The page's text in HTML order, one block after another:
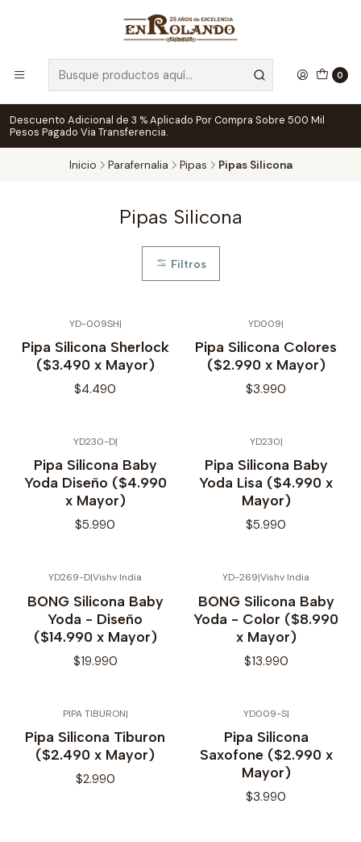
0
Descuento Adicional de 3 % Aplicado Por Compra Sobre 500 Mil
Pesos Pagado Via Transferencia.
Inicio Parafernalia Pipas Pipas Silicona
Pipas Silicona
Filtros
YD-009SH|
Pipa Silicona Sherlock
($3.490 x Mayor)
$4.490
YD009|
Pipa Silicona Colores
($2.990 x Mayor)
$3.990
YD230-D|
Pipa Silicona Baby
Yoda Diseño ($4.990
x Mayor)
$5.990
YD230|
Pipa Silicona Baby
Yoda Lisa ($4.990 x
Mayor)
$5.990
YD269-D|Vishv India
BONG Silicona Baby
Yoda - Diseño
($14.990 x Mayor)
$19.990
YD-269|Vishv India
BONG Silicona Baby
Yoda - Color ($8.990
x Mayor)
$13.990
PIPA TIBURON|
Pipa Silicona Tiburon
($2.490 x Mayor)
$2.990
YD009-S|
Pipa Silicona
Saxofone ($2.990 x
Mayor)
$3.990